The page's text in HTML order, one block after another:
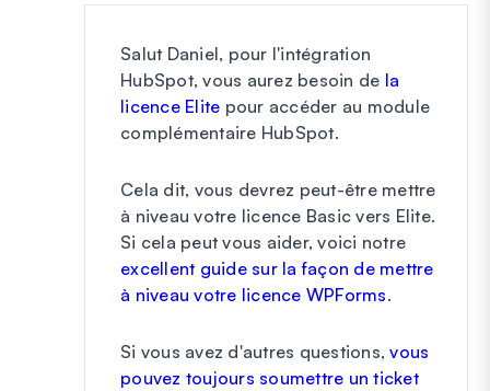
Salut Daniel, pour l'intégration
HubSpot, vous aurez besoin de la
licence Elite pour accéder au module
complémentaire HubSpot.
Cela dit, vous devrez peut-être mettre
à niveau votre licence Basic vers Elite.
Si cela peut vous aider, voici notre
excellent guide sur la façon de mettre
à niveau votre licence WPForms.
Si vous avez d'autres questions,vous
pouvez toujours soumettre un ticket